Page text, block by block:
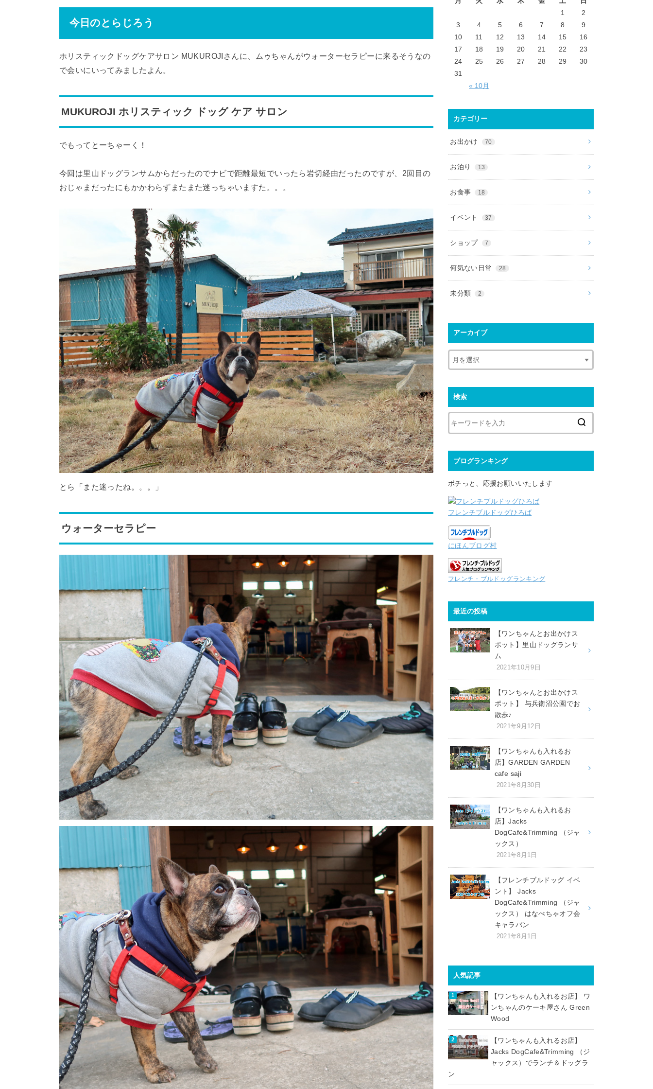
今日のとらじろう
ホリスティックドッグケアサロン MUKUROJIさんに、ムゥちゃんがウォーターセラピーに来るそうなの
で会いにいってみましたよん。
MUKUROJI ホリスティック ドッグ ケア サロン
でもってとーちゃーく！
今回は里山ドッグランサムからだったのでナビで距離最短でいったら岩切経由だったのですが、2回目の
おじゃまだったにもかかわらずまたまた迷っちゃいますた。。。
とら「また迷ったね。。。」
ウォーターセラピー
« 10月
1
2
3
4 5 6 7 8
9
10
11 12 13 14 15
16
17
18 19 20 21 22
23
24
25 26 27 28 29
30
31
カテゴリー
お出かけ 70
お泊り 13
お食事 18
イベント 37
ショップ 7
何気ない日常 28
未分類 2
アーカイブ
検索
ブログランキング
ポチっと、応援お願いいたします
フレンチブルドッグひろば
にほんブログ村
フレンチ・ブルドッグランキング
最近の投稿
【ワンちゃんとお出かけス
ポット】里山ドッグランサ
ム
2021年10月9日
【ワンちゃんとお出かけス
ポット】 与兵衛沼公園でお
散歩♪
2021年9月12日
【ワンちゃんも入れるお
店】GARDEN GARDEN
cafe saji
2021年8月30日
【ワンちゃんも入れるお
店】Jacks
DogCafe&Trimming （ジャ
ックス）
2021年8月1日
【フレンチブルドッグ イベ
ント】 Jacks
DogCafe&Trimming （ジャ
ックス） はなぺちゃオフ会
キャラバン
2021年8月1日
人気記事
【ワンちゃんも入れるお店】 ワ
ンちゃんのケーキ屋さん Green
Wood
【ワンちゃんも入れるお店】
Jacks DogCafe&Trimming （ジ
ャックス）でランチ＆ドッグラ
ン